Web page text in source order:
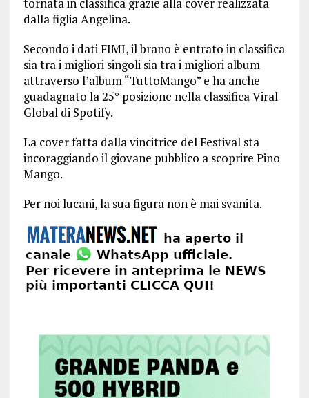
dalla figlia Angelina.
Secondo i dati FIMI, il brano è entrato in classifica
sia tra i migliori singoli sia tra i migliori album
attraverso l’album “TuttoMango” e ha anche
guadagnato la 25° posizione nella classifica Viral
Global di Spotify.
La cover fatta dalla vincitrice del Festival sta
incoraggiando il giovane pubblico a scoprire Pino
Mango.
Per noi lucani, la sua figura non è mai svanita.